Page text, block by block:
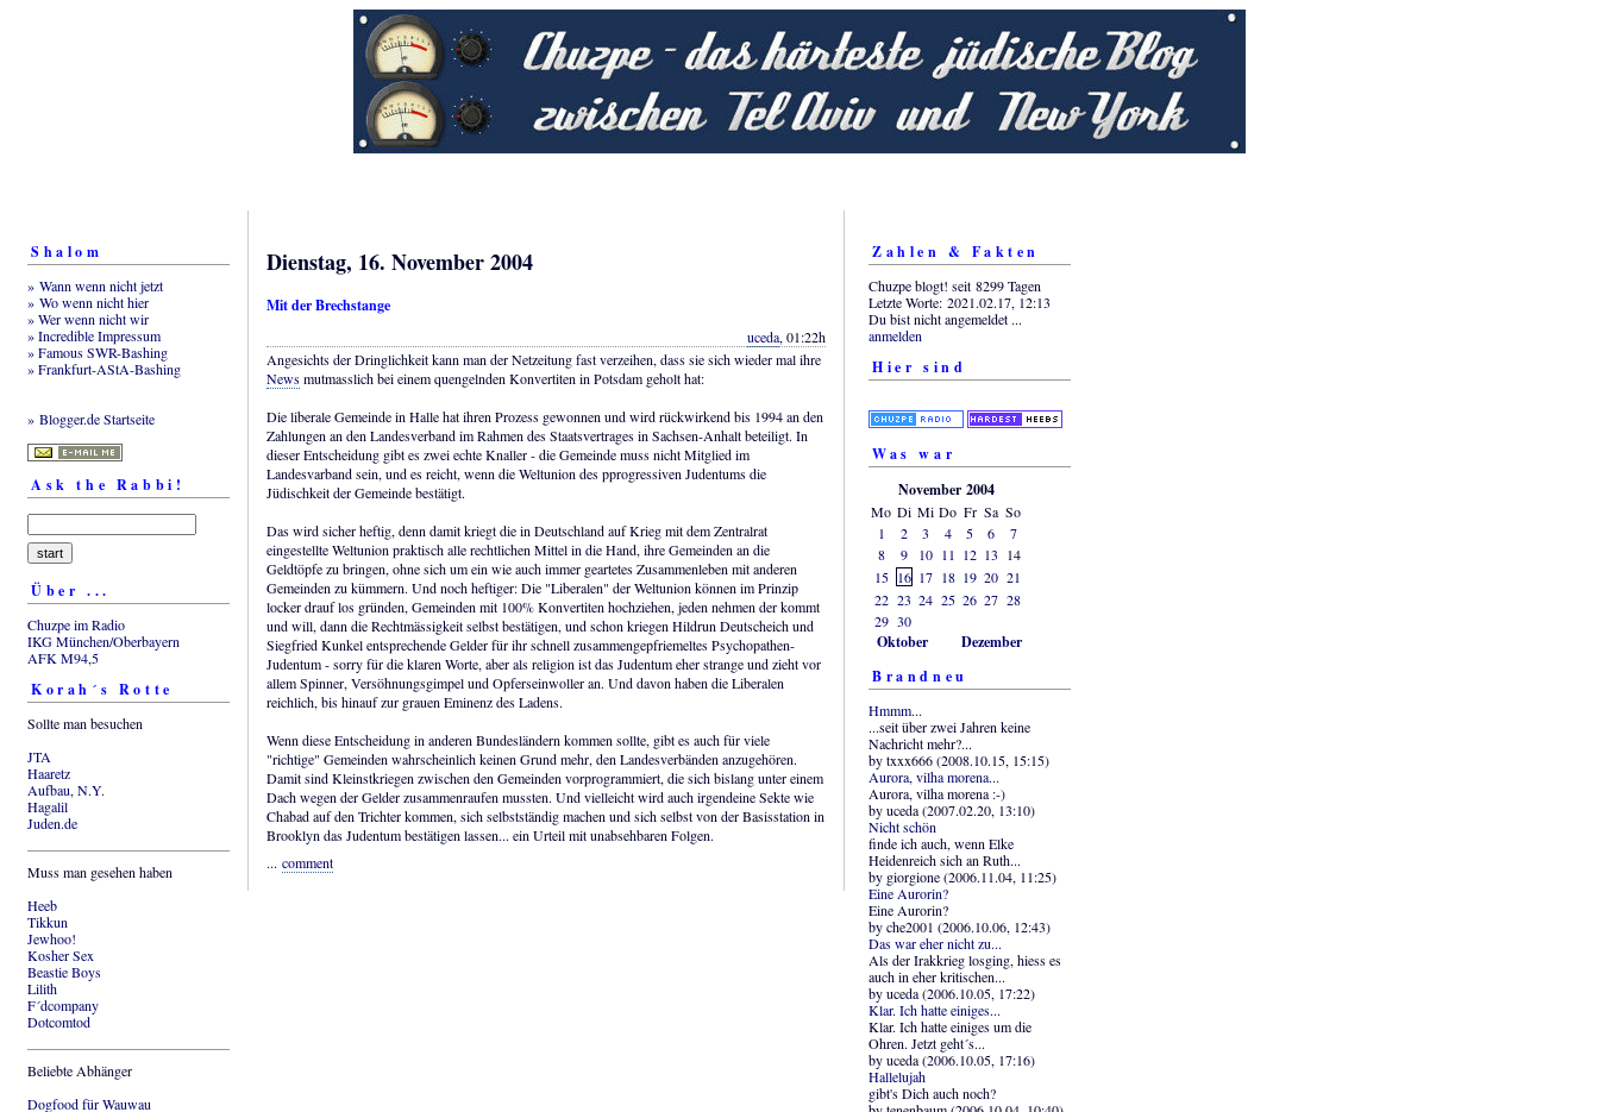
Shalom
» Wann wenn nicht jetzt
» Wo wenn nicht hier
» Wer wenn nicht wir
» Incredible Impressum
» Famous SWR-Bashing
» Frankfurt-AStA-Bashing
» Blogger.de Startseite
Ask the Rabbi!
Über ...
Chuzpe im Radio
IKG München/Oberbayern
AFK M94,5
Korah´s Rotte
Sollte man besuchen
JTA
Haaretz
Aufbau, N.Y.
Hagalil
Juden.de
Muss man gesehen haben
Heeb
Tikkun
Jewhoo!
Kosher Sex
Beastie Boys
Lilith
F´dcompany
Dotcomtod
Beliebte Abhänger
Dogfood für Wauwau
Dienstag, 16. November 2004
Mit der Brechstange
uceda, 01:22h
Angesichts der Dringlichkeit kann man der Netzeitung fast verzeihen, dass sie sich wieder mal ihre
Newsmutmasslich bei einem quengelnden Konvertiten in Potsdam geholt hat:
Die liberale Gemeinde in Halle hat ihren Prozess gewonnen und wird rückwirkend bis 1994 an den
Zahlungen an den Landesverband im Rahmen des Staatsvertrages in Sachsen-Anhalt beteiligt. In
dieser Entscheidung gibt es zwei echte Knaller - die Gemeinde muss nicht Mitglied im
Landesvarband sein, und es reicht, wenn die Weltunion des pprogressiven Judentums die
Jüdischkeit der Gemeinde bestätigt.
Das wird sicher heftig, denn damit kriegt die in Deutschland auf Krieg mit dem Zentralrat
eingestellte Weltunion praktisch alle rechtlichen Mittel in die Hand, ihre Gemeinden an die
Geldtöpfe zu bringen, ohne sich um ein wie auch immer geartetes Zusammenleben mit anderen
Gemeinden zu kümmern. Und noch heftiger: Die "Liberalen" der Weltunion können im Prinzip
locker drauf los gründen, Gemeinden mit 100% Konvertiten hochziehen, jeden nehmen der kommt
und will, dann die Rechtmässigkeit selbst bestätigen, und schon kriegen Hildrun Deutscheich und
Siegfried Kunkel entsprechende Gelder für ihr schnell zusammengepfriemeltes Psychopathen-
Judentum - sorry für die klaren Worte, aber als religion ist das Judentum eher strange und zieht vor
allem Spinner, Versöhnungsgimpel und Opferseinwoller an. Und davon haben die Liberalen
reichlich, bis hinauf zur grauen Eminenz des Ladens.
Wenn diese Entscheidung in anderen Bundesländern kommen sollte, gibt es auch für viele
"richtige" Gemeinden wahrscheinlich keinen Grund mehr, den Landesverbänden anzugehören.
Damit sind Kleinstkriegen zwischen den Gemeinden vorprogrammiert, die sich bislang unter einem
Dach wegen der Gelder zusammenraufen mussten. Und vielleicht wird auch irgendeine Sekte wie
Chabad auf den Trichter kommen, sich selbstständig machen und sich selbst von der Basisstation in
Brooklyn das Judentum bestätigen lassen... ein Urteil mit unabsehbaren Folgen.
... comment
Zahlen & Fakten
Chuzpe blogt! seit 8299 Tagen
Letzte Worte: 2021.02.17, 12:13
Du bist nicht angemeldet ...
anmelden
Hier sind
Was war
November 2004
Mo Di Mi Do Fr Sa So
1
2 3 4 5 6
7
8
9 10 11 12 13
14
15 16 17 18 19 20 21
22 23 24 25 26 27 28
29 30
Oktober
Dezember
Brandneu
Hmmm...
...seit über zwei Jahren keine
Nachricht mehr?...
by txxx666 (2008.10.15, 15:15)
Aurora, vilha morena...
Aurora, vilha morena :-)
by uceda (2007.02.20, 13:10)
Nicht schön
finde ich auch, wenn Elke
Heidenreich sich an Ruth...
by giorgione (2006.11.04, 11:25)
Eine Aurorin?
Eine Aurorin?
by che2001 (2006.10.06, 12:43)
Das war eher nicht zu...
Als der Irakkrieg losging, hiess es
auch in eher kritischen...
by uceda (2006.10.05, 17:22)
Klar. Ich hatte einiges...
Klar. Ich hatte einiges um die
Ohren. Jetzt geht´s...
by uceda (2006.10.05, 17:16)
Hallelujah
gibt's Dich auch noch?